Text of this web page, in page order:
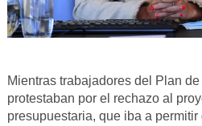
Mientras trabajadores del Plan
protestaban por el rechazo al
presupuestaria, que iba a